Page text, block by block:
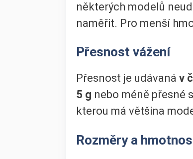
některých modelů
naměřit. Pro menší
Přesnost vážení
Přesnost je udávaná v
5 g nebo méně přesné
kterou má většina
Rozměry a